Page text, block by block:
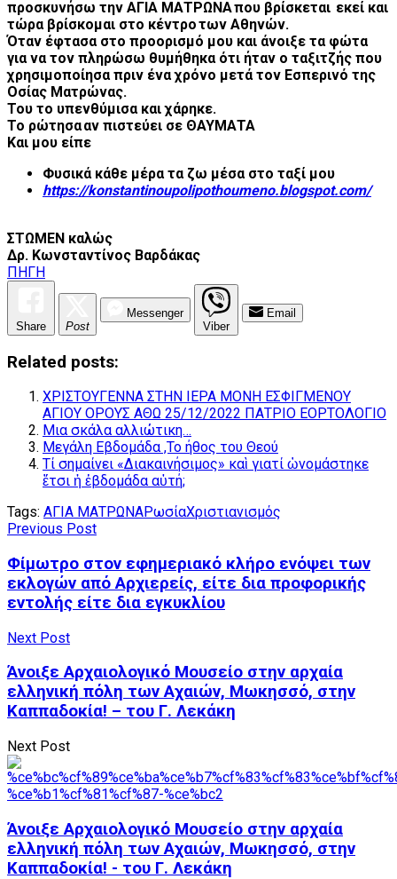
προσκυνήσω την ΑΓΙΑ ΜΑΤΡΩΝΑ που βρίσκεται εκεί και
τώρα βρίσκομαι στο κέντρο των Αθηνών.
Όταν έφτασα στο προορισμό μου και άνοιξε τα φώτα
για να τον πληρώσω θυμήθηκα ότι ήταν ο ταξιτζής που
χρησιμοποίησαπριν ένα χρόνο μετά τον Εσπερινό της
Οσίας Ματρώνας.
Του το υπενθύμισα και χάρηκε.
Το ρώτησα αν πιστεύει σε ΘΑΥΜΑΤΑ
Και μου είπε
Φυσικά κάθε μέρα τα ζω μέσα στο ταξί μου
https://konstantinoupolipothoumeno.blogspot.com/
ΣΤΩΜΕΝ καλώς
Δρ. Κωνσταντίνος Βαρδάκας
ΠΗΓΗ
Share Post
Messenger
Viber
Email
Related posts:
ΧΡΙΣΤΟΥΓΕΝΝΑ ΣΤΗΝ ΙΕΡΑ ΜΟΝΗ ΕΣΦΙΓΜΕΝΟΥ
ΑΓΙΟΥ ΟΡΟΥΣ ΑΘΩ 25/12/2022 ΠΑΤΡΙΟ ΕΟΡΤΟΛΟΓΙΟ
Μια σκάλα αλλιώτικη…
Μεγάλη Εβδομάδα ,Το ήθος του Θεού
Τί σημαίνει «Διακαινήσιμος» καὶ γιατί ὠνομάστηκε
ἔτσι ἡ ἑβδομάδα αὐτή;
Tags: ΑΓΙΑ ΜΑΤΡΩΝΑΡωσίαΧριστιανισμός
Previous Post
Φίμωτρο στον εφημεριακό κλήρο ενόψει των
εκλογών από Αρχιερείς, είτε δια προφορικής
εντολής είτε δια εγκυκλίου
Next Post
Άνοιξε Αρχαιολογικό Μουσείο στην αρχαία
ελληνική πόλη των Αχαιών, Μωκησσό, στην
Καππαδοκία! – του Γ. Λεκάκη
Next Post
Άνοιξε Αρχαιολογικό Μουσείο στην αρχαία
ελληνική πόλη των Αχαιών, Μωκησσό, στην
Καππαδοκία! - του Γ. Λεκάκη